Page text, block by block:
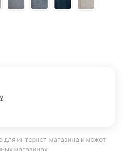
для интернет-магазина и может